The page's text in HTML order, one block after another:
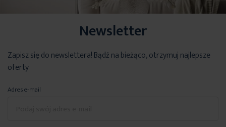
Newsletter
Zapisz się do newslettera! Bądź na bieżąco, otrzymuj najlepsze
oferty
Adres e-mail